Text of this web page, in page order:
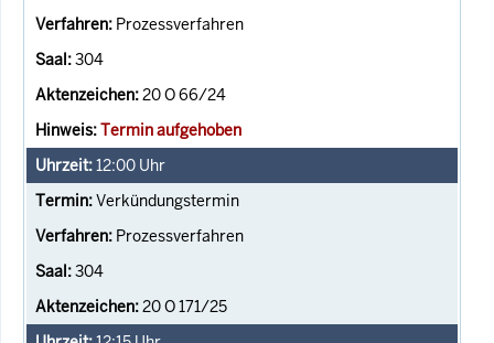
Prozessverfahren
304
20 O 66/24
Termin aufgehoben
12:00 Uhr
Verkündungstermin
Prozessverfahren
304
20 O 171/25